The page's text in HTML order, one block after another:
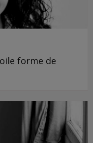
forme de